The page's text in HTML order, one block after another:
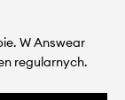
W Answear
regularnych.